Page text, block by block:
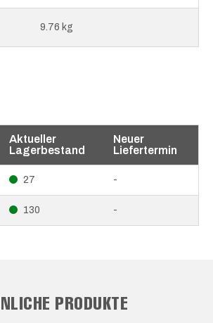
9.76 kg
Aktueller
Lagerbestand
Neuer
Liefertermin
27 -
130 -
PRODUKTE